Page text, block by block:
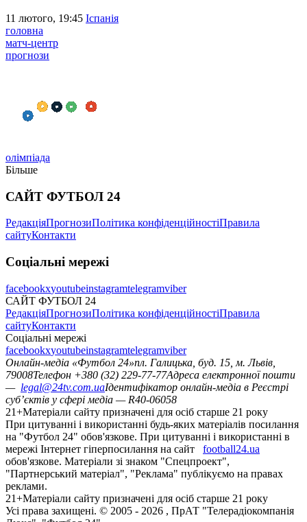
11 лютого, 19:45 Іспанія
головна
матч-центр
прогнози
олімпіада
Більше
САЙТ ФУТБОЛ 24
РедакціяПрогнозиПолітика конфіденційностіПравила
сайтуКонтакти
Соціальні мережі
facebookxyoutubeinstagramtelegramviber
САЙТ ФУТБОЛ 24
РедакціяПрогнозиПолітика конфіденційностіПравила
сайтуКонтакти
Соціальні мережі
facebookxyoutubeinstagramtelegramviber
Онлайн-медіа «Футбол 24»пл. Галицька, буд. 15, м. Львів,
79008Телефон +380 (32) 229-77-77Адреса електронної пошти
— legal@24tv.com.uaІдентифікатор онлайн-медіа в Реєстрі
суб’єктів у сфері медіа — R40-06058
21+Матеріали сайту призначені для осіб старше 21 року
При цитуванні і використанні будь-яких матеріалів посилання
на "Футбол 24" обов'язкове. При цитуванні і використанні в
мережі Інтернет гіперпосилання на сайт
football24.ua
обов'язкове. Матеріали зі знаком "Спецпроект",
"Партнерський матеріал", "Реклама" публікуємо на правах
реклами.
21+Матеріали сайту призначені для осіб старше 21 року
Усi права захищенi. © 2005 - 2026 , ПрАТ "Телерадіокомпанія